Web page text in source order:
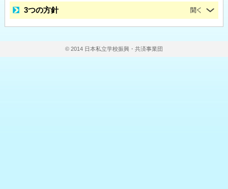
3つの方針
© 2014 日本私立学校振興・共済事業団